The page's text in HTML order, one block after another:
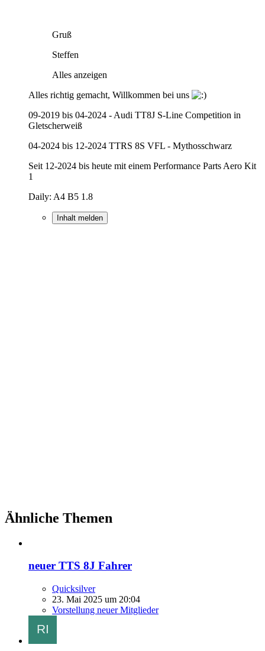
Gruß
Steffen
Alles anzeigen
Alles richtig gemacht, Willkommen bei uns
09-2019 bis 04-2024 - Audi TT8J S-Line Competition in
Gletscherweiß
04-2024 bis 12-2024 TTRS 8S VFL - Mythosschwarz
Seit 12-2024 bis heute mit einem Performance Parts Aero Kit
1
Daily: A4 B5 1.8
Inhalt melden
Ähnliche Themen
neuer TTS 8J Fahrer
Quicksilver
23. Mai 2025 um 20:04
Vorstellung neuer Mitglieder